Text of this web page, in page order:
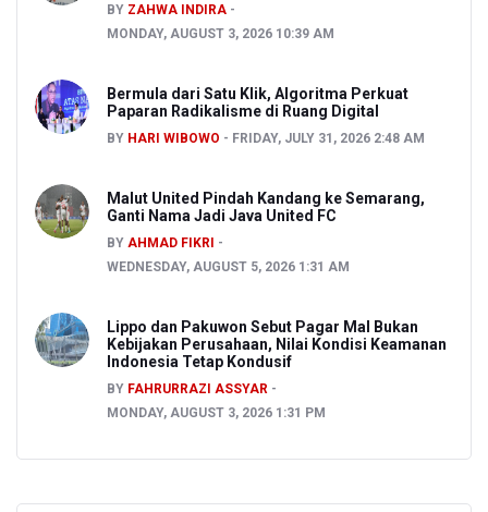
BY ZAHWA INDIRA
MONDAY, AUGUST 3, 2026 10:39 AM
Bermula dari Satu Klik, Algoritma Perkuat
Paparan Radikalisme di Ruang Digital
BY HARI WIBOWO FRIDAY, JULY 31, 2026 2:48 AM
Malut United Pindah Kandang ke Semarang,
Ganti Nama Jadi Java United FC
BY AHMAD FIKRI
WEDNESDAY, AUGUST 5, 2026 1:31 AM
Lippo dan Pakuwon Sebut Pagar Mal Bukan
Kebijakan Perusahaan, Nilai Kondisi Keamanan
Indonesia Tetap Kondusif
BY FAHRURRAZI ASSYAR
MONDAY, AUGUST 3, 2026 1:31 PM